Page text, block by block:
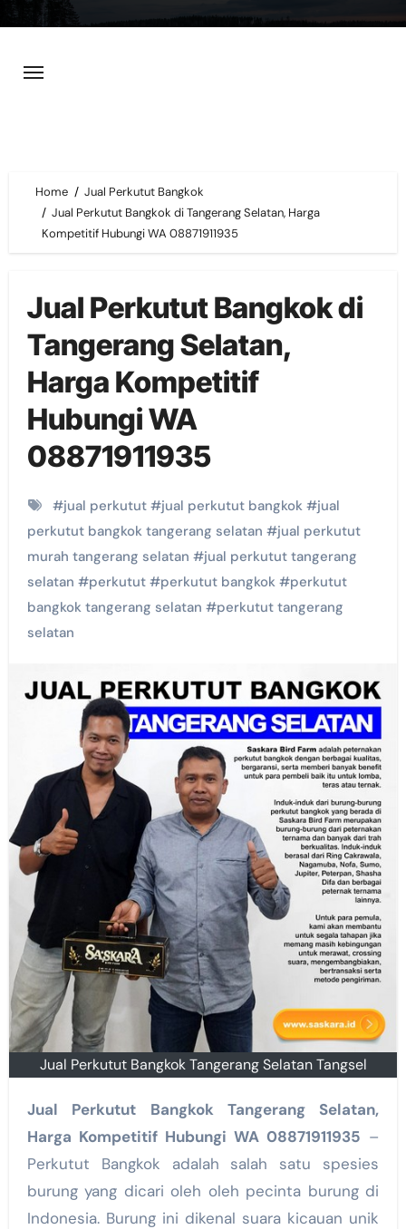
content
Home
Jual Perkutut Bangkok
Jual Perkutut Bangkok di Tangerang Selatan, Harga
Kompetitif Hubungi WA 08871911935
Jual Perkutut Bangkok di
Tangerang Selatan,
Harga Kompetitif
Hubungi WA
08871911935
#jual perkutut#jual perkutut bangkok#jual
perkutut bangkok tangerang selatan #jual perkutut
murah tangerang selatan #jual perkutut tangerang
selatan #perkutut#perkutut bangkok#perkutut
bangkok tangerang selatan #perkutut tangerang
selatan
Jual Perkutut Bangkok Tangerang Selatan Tangsel
Jual Perkutut Bangkok Tangerang Selatan,
Harga Kompetitif Hubungi WA 08871911935 –
Perkutut Bangkok adalah salah satu spesies
burung yang dicari oleh oleh pecinta burung di
Indonesia. Burung ini dikenal suara kicauan unik